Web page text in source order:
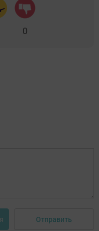
0
Отправить